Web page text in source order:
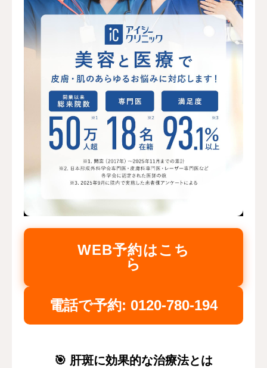
WEB予約はこち
ら
電話で予約: 0120-780-194
🎯 肝斑に効果的な治療法とは